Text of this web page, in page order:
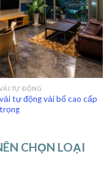
TỰ ĐỘNG
tự động vải bố cao cấp
CHỌN LOẠI